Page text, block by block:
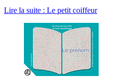
Lire la suite : Le petit coiffeur